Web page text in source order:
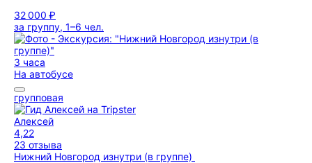
32 000 ₽
за группу, 1–6 чел.
3 часа
На автобусе
групповая
Алексей
4,22
23 отзыва
Нижний Новгород изнутри (в группе)